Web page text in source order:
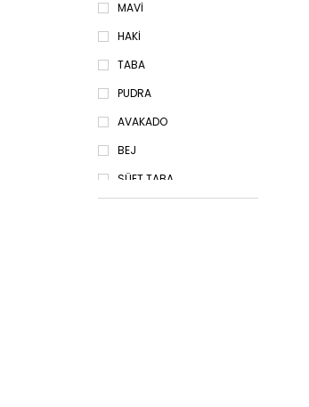
MAVİ
HAKİ
TABA
PUDRA
AVAKADO
BEJ
SÜET TABA